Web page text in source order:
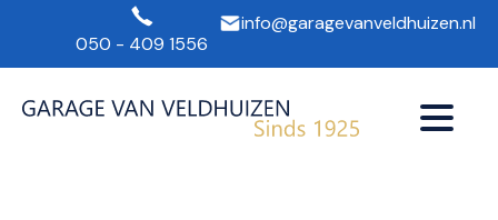
050 - 409 1556
info@garagevanveldhuizen.nl